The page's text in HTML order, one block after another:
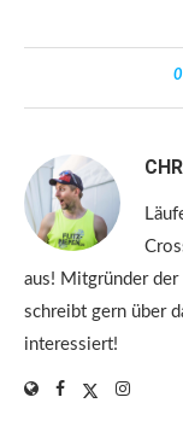
0
aus! Mitgründer
schreibt gern über
interessiert!